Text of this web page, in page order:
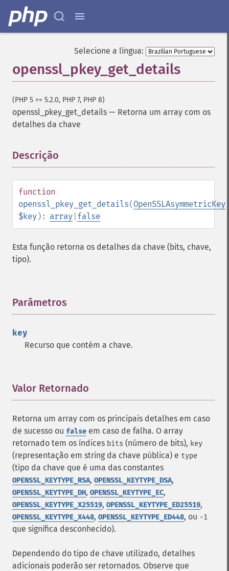
Selecione a língua:
openssl_pkey_get_details
(PHP 5 >= 5.2.0, PHP 7, PHP 8)
openssl_pkey_get_details — Retorna um array com os
detalhes da chave
Descrição
function
openssl_pkey_get_details(OpenSSLAsymmetricKey
$key): array false
Esta função retorna os detalhes da chave (bits, chave,
tipo).
Parâmetros
key
Recurso que contém a chave.
Valor Retornado
Retorna um array com os principais detalhes em caso
de sucesso ou false em caso de falha. O array
retornado tem os índices bits (número de bits), key
(representação em string da chave pública) e type
(tipo da chave que é uma das constantes
OPENSSL_KEYTYPE_RSA, OPENSSL_KEYTYPE_DSA,
OPENSSL_KEYTYPE_DH, OPENSSL_KEYTYPE_EC,
OPENSSL_KEYTYPE_X25519, OPENSSL_KEYTYPE_ED25519,
OPENSSL_KEYTYPE_X448, OPENSSL_KEYTYPE_ED448, ou -1
que significa desconhecido).
Dependendo do tipo de chave utilizado, detalhes
adicionais poderão ser retornados. Observe que